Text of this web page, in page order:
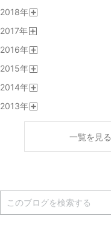
2018年
2017年
2016年
2015年
2014年
2013年
一覧を見る